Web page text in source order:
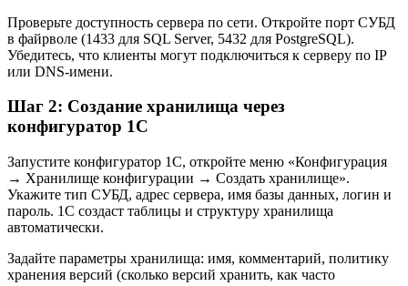
Проверьте доступность сервера по сети. Откройте порт СУБД
в файрволе (1433 для SQL Server, 5432 для PostgreSQL).
Убедитесь, что клиенты могут подключиться к серверу по IP
или DNS-имени.
Шаг 2: Создание хранилища через
конфигуратор 1С
Запустите конфигуратор 1С, откройте меню «Конфигурация
→ Хранилище конфигурации → Создать хранилище».
Укажите тип СУБД, адрес сервера, имя базы данных, логин и
пароль. 1С создаст таблицы и структуру хранилища
автоматически.
Задайте параметры хранилища: имя, комментарий, политику
хранения версий (сколько версий хранить, как часто